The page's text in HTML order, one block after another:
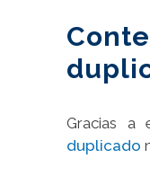
Gracias a
duplicado